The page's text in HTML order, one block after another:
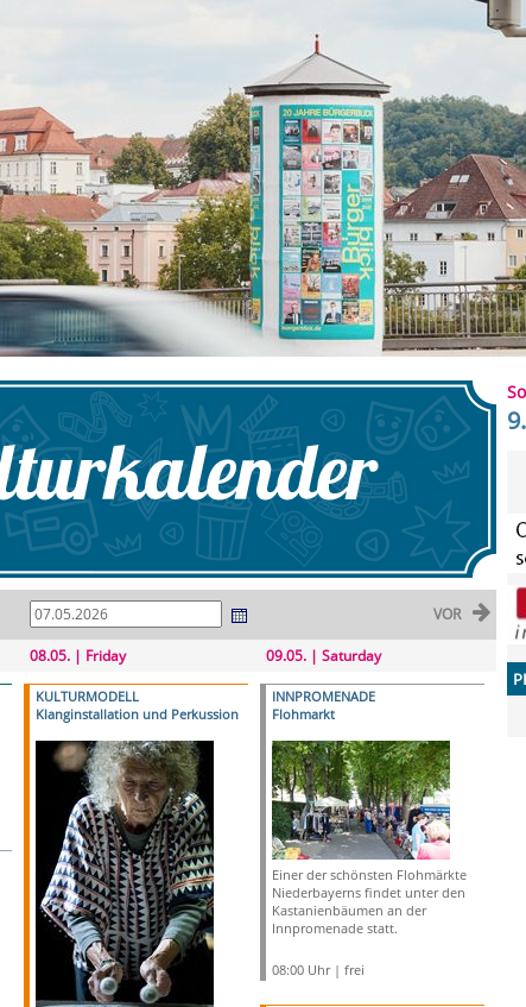
VOR
08.05. | Friday
KULTURMODELL
Klanginstallation und Perkussion
09.05. | Saturday
INNPROMENADE
Flohmarkt
Einer der schönsten Flohmärkte
Niederbayerns findet unter den
Kastanienbäumen an der
Innpromenade statt.
08:00 Uhr | frei